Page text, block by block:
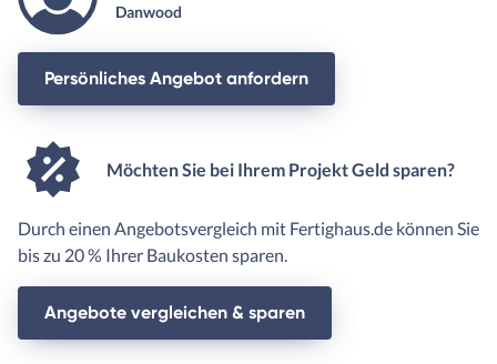
Danwood
Persönliches Angebot anfordern
Möchten Sie bei Ihrem Projekt Geld sparen?
Durch einen Angebotsvergleich mit Fertighaus.de können Sie
bis zu 20 % Ihrer Baukosten sparen.
Angebote vergleichen & sparen